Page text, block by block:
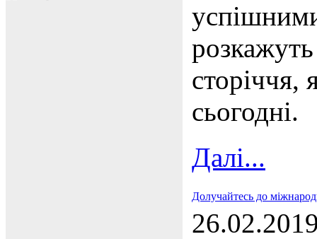
сторіччя,
сьогодні.
Далі...
Долучайтесь до